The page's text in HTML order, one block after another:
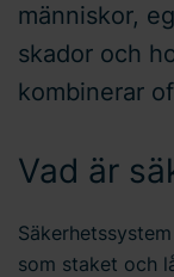
människor,
skador och
kombinerar
Vad är
som staket och